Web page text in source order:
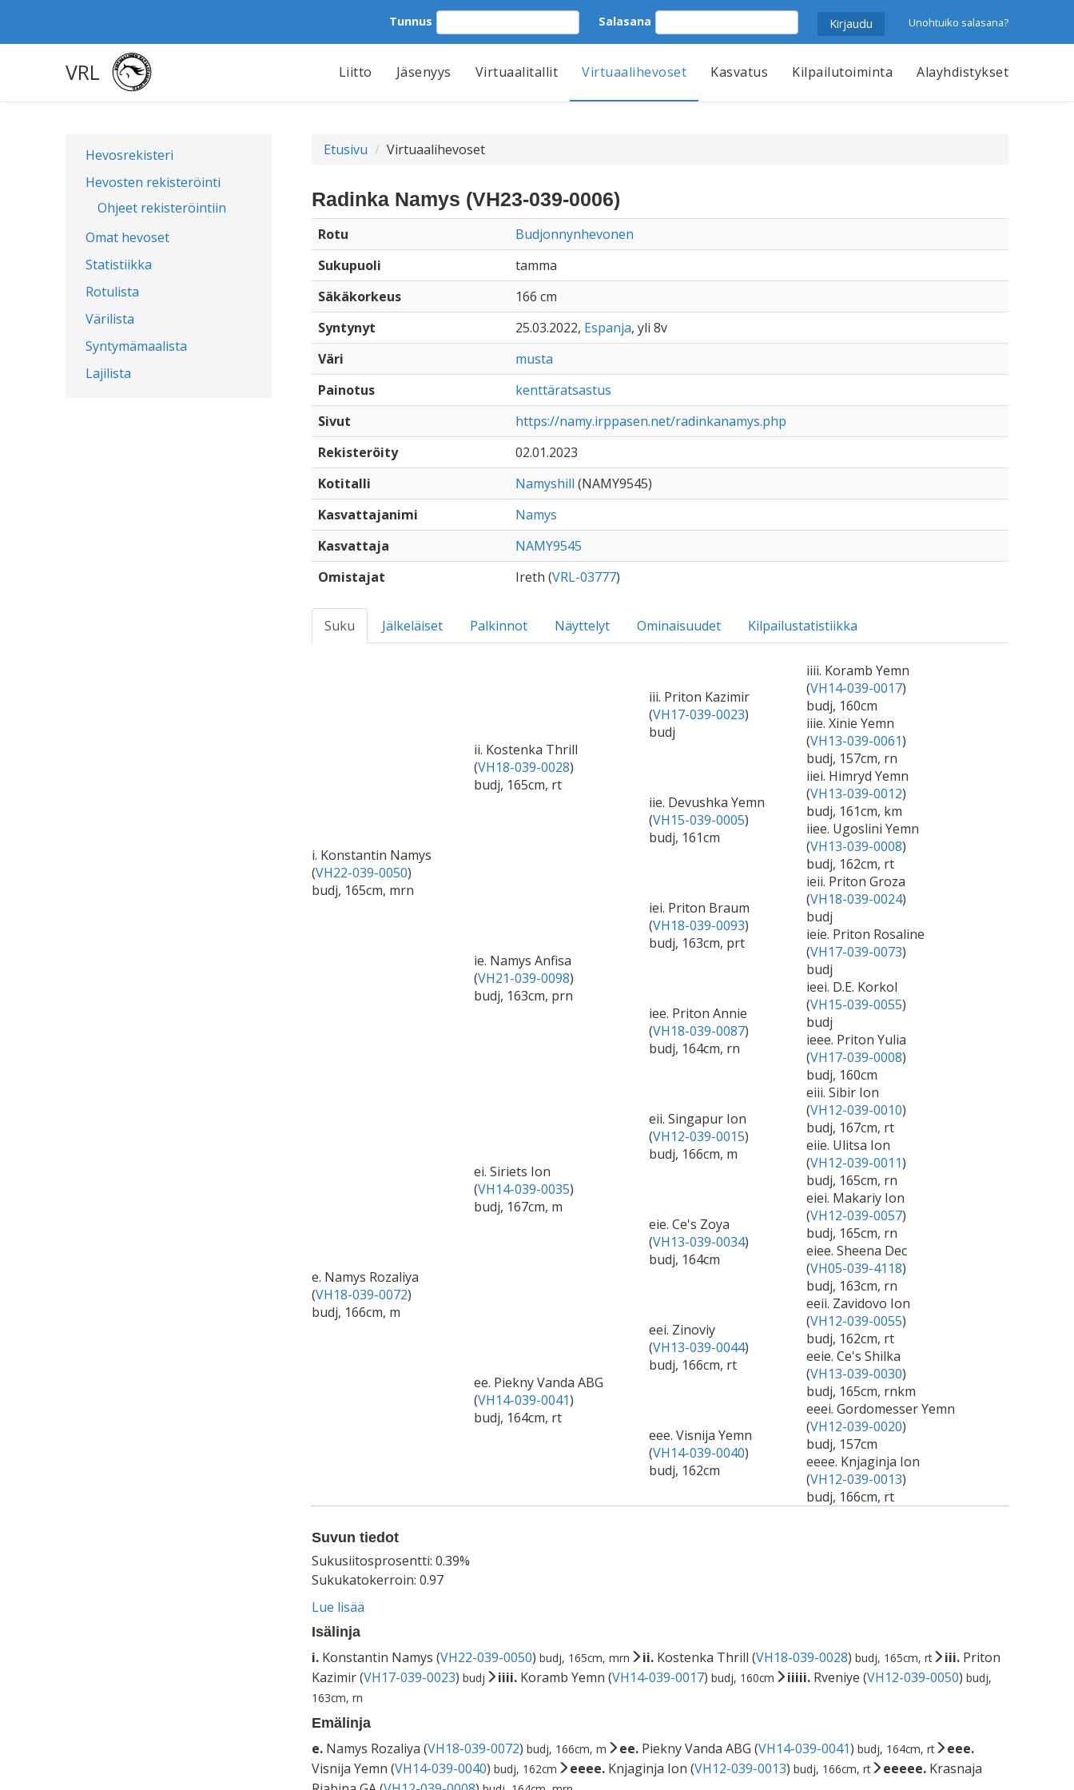
Tunnus Salasana Unohtuiko salasana?
VRL Liitto Jäsenyys Virtuaalitallit Virtuaalihevoset Kasvatus Kilpailutoiminta Alayhdistykset
Hevosrekisteri
Hevosten rekisteröinti
Ohjeet rekisteröintiin
Omat hevoset
Statistiikka
Rotulista
Värilista
Syntymämaalista
Lajilista
Etusivu Virtuaalihevoset
Radinka Namys (VH23-039-0006)
Rotu
Budjonnynhevonen
Sukupuoli
tamma
Säkäkorkeus
166 cm
Syntynyt
25.03.2022, Espanja, yli 8v
Väri
musta
Painotus
kenttäratsastus
Sivut
https://namy.irppasen.net/radinkanamys.php
Rekisteröity
02.01.2023
Kotitalli
Namyshill (NAMY9545)
Kasvattajanimi
Namys
Kasvattaja
NAMY9545
Omistajat
Ireth (VRL-03777)
Suku Jälkeläiset Palkinnot Näyttelyt Ominaisuudet Kilpailustatistiikka
i. Konstantin Namys
(VH22-039-0050)
budj, 165cm, mrn
ii. Kostenka Thrill
(VH18-039-0028)
budj, 165cm, rt
iii. Priton Kazimir
(VH17-039-0023)
budj
iiii. Koramb Yemn
(VH14-039-0017)
budj, 160cm
iiie. Xinie Yemn
(VH13-039-0061)
budj, 157cm, rn
iie. Devushka Yemn
(VH15-039-0005)
budj, 161cm
iiei. Himryd Yemn
(VH13-039-0012)
budj, 161cm, km
iiee. Ugoslini Yemn
(VH13-039-0008)
budj, 162cm, rt
ie. Namys Anfisa
(VH21-039-0098)
budj, 163cm, prn
iei. Priton Braum
(VH18-039-0093)
budj, 163cm, prt
ieii. Priton Groza
(VH18-039-0024)
budj
ieie. Priton Rosaline
(VH17-039-0073)
budj
iee. Priton Annie
(VH18-039-0087)
budj, 164cm, rn
ieei. D.E. Korkol
(VH15-039-0055)
budj
ieee. Priton Yulia
(VH17-039-0008)
budj, 160cm
e. Namys Rozaliya
(VH18-039-0072)
budj, 166cm, m
ei. Siriets Ion
(VH14-039-0035)
budj, 167cm, m
eii. Singapur Ion
(VH12-039-0015)
budj, 166cm, m
eiii. Sibir Ion
(VH12-039-0010)
budj, 167cm, rt
eiie. Ulitsa Ion
(VH12-039-0011)
budj, 165cm, rn
eie. Ce's Zoya
(VH13-039-0034)
budj, 164cm
eiei. Makariy Ion
(VH12-039-0057)
budj, 165cm, rn
eiee. Sheena Dec
(VH05-039-4118)
budj, 163cm, rn
ee. Piekny Vanda ABG
(VH14-039-0041)
budj, 164cm, rt
eei. Zinoviy
(VH13-039-0044)
budj, 166cm, rt
eeii. Zavidovo Ion
(VH12-039-0055)
budj, 162cm, rt
eeie. Ce's Shilka
(VH13-039-0030)
budj, 165cm, rnkm
eee. Visnija Yemn
(VH14-039-0040)
budj, 162cm
eeei. Gordomesser Yemn
(VH12-039-0020)
budj, 157cm
eeee. Knjaginja Ion
(VH12-039-0013)
budj, 166cm, rt
Suvun tiedot
Sukusiitosprosentti: 0.39%
Sukukatokerroin: 0.97
Lue lisää
Isälinja
i. Konstantin Namys (VH22-039-0050) budj, 165cm, mrn ii. Kostenka Thrill (VH18-039-0028) budj, 165cm, rt iii. Priton
Kazimir (VH17-039-0023) budj iiii. Koramb Yemn (VH14-039-0017) budj, 160cm iiiii. Rveniye (VH12-039-0050) budj,
163cm, rn
Emälinja
e. Namys Rozaliya (VH18-039-0072) budj, 166cm, m ee. Piekny Vanda ABG (VH14-039-0041) budj, 164cm, rt
eee.
Visnija Yemn (VH14-039-0040) budj, 162cm eeee. Knjaginja Ion (VH12-039-0013) budj, 166cm, rt eeeee. Krasnaja